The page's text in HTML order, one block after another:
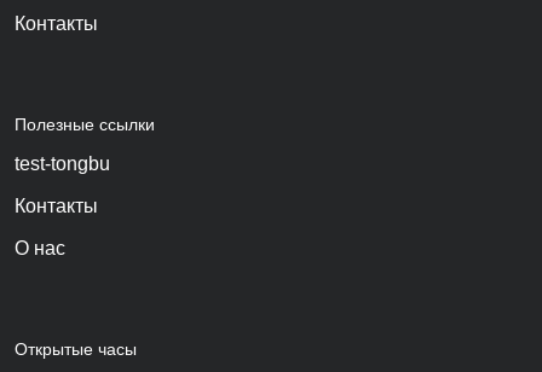
Контакты
Полезные ссылки
test-tongbu
Контакты
О нас
Открытые часы